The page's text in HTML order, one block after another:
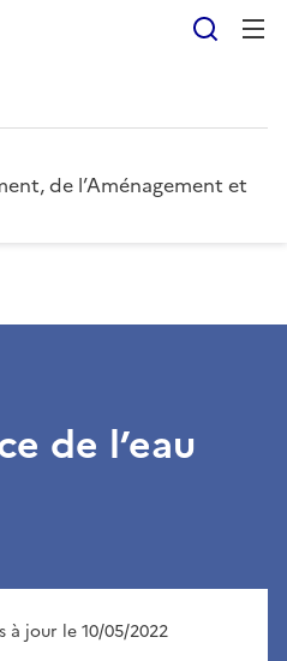
de l’Aménagement et
de l’eau
à jour le 10/05/2022